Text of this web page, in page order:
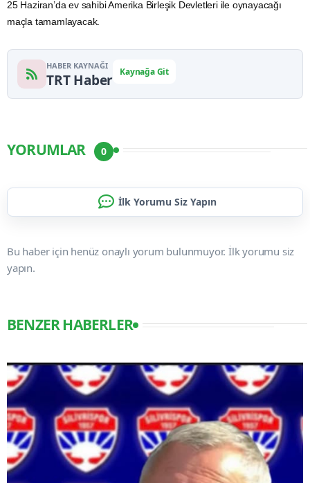
25 Haziran’da ev sahibi Amerika Birleşik Devletleri ile oynayacağı
maçla tamamlayacak.
HABER KAYNAĞI
TRT Haber Kaynağa Git
YORUMLAR 0
İlk Yorumu Siz Yapın
Bu haber için henüz onaylı yorum bulunmuyor. İlk yorumu siz
yapın.
BENZER HABERLER